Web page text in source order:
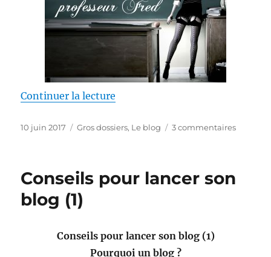
Continuer la lecture
Publié
10 juin 2017 Catégories
Gros dossiers, Le blog 3 commentairessur
Conseils pour lancer son
blog (1)
Conseils pour lancer son blog (1)
Pourquoi un blog ?